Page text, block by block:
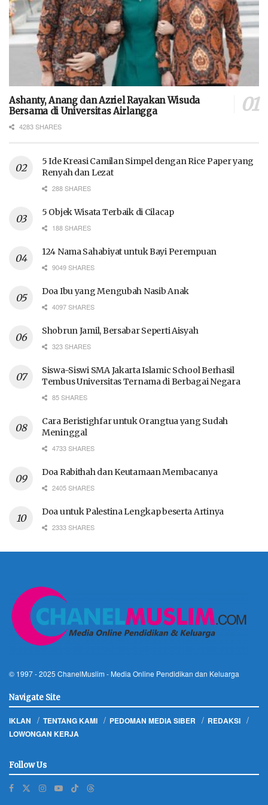
Ashanty, Anang dan Azriel Rayakan Wisuda
Bersama di Universitas Airlangga
4283 SHARES
5 Ide Kreasi Camilan Simpel dengan Rice Paper yang
Renyah dan Lezat
288 SHARES
5 Objek Wisata Terbaik di Cilacap
188 SHARES
124 Nama Sahabiyat untuk Bayi Perempuan
9049 SHARES
Doa Ibu yang Mengubah Nasib Anak
4097 SHARES
Shobrun Jamil, Bersabar Seperti Aisyah
323 SHARES
Siswa-Siswi SMA Jakarta Islamic School Berhasil
Tembus Universitas Ternama di Berbagai Negara
85 SHARES
Cara Beristighfar untuk Orangtua yang Sudah
Meninggal
4733 SHARES
Doa Rabithah dan Keutamaan Membacanya
2405 SHARES
Doa untuk Palestina Lengkap beserta Artinya
2333 SHARES
© 1997 - 2025 ChanelMuslim - Media Online Pendidikan dan Keluarga
Navigate Site
IKLAN TENTANG KAMI PEDOMAN MEDIA SIBER
REDAKSI
LOWONGAN KERJA
Follow Us